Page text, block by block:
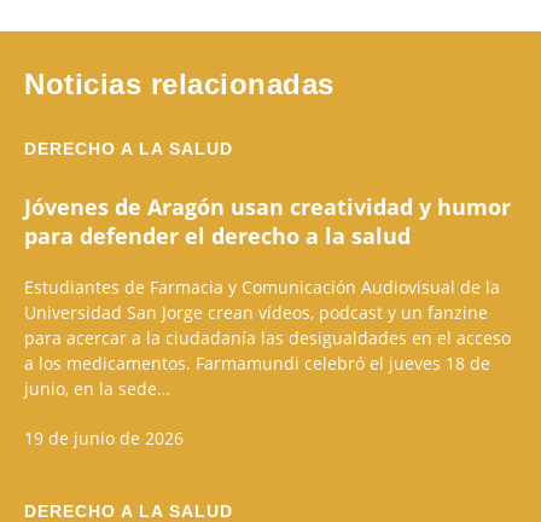
Noticias relacionadas
DERECHO A LA SALUD
Jóvenes de Aragón usan creatividad y humor
para defender el derecho a la salud
Estudiantes de Farmacia y Comunicación Audiovisual de la
Universidad San Jorge crean vídeos, podcast y un fanzine
para acercar a la ciudadanía las desigualdades en el acceso
a los medicamentos. Farmamundi celebró el jueves 18 de
junio, en la sede…
19 de junio de 2026
DERECHO A LA SALUD